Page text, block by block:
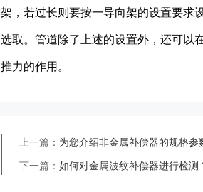
架，若过长则要按一导向架的设置要求
选取。管道除了上述的设置外，还可以
推力的作用。
上一篇： 为您介绍非金属补偿器的规格参
下一篇： 如何对金属波纹补偿器进行检测